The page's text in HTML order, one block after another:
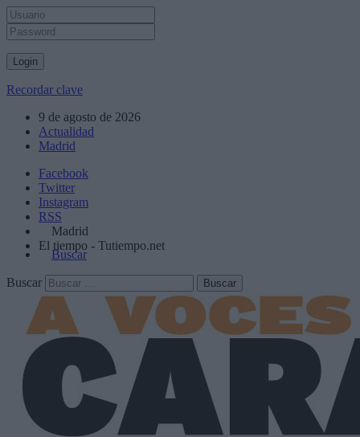
Recordar clave
9 de agosto de 2026
Actualidad
Madrid
Facebook
Twitter
Instagram
RSS
Madrid
El tiempo - Tutiempo.net
Buscar
Buscar